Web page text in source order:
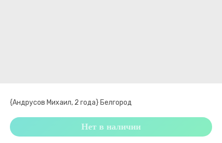
{Андрусов Михаил, 2 года} Белгород
Нет в наличии